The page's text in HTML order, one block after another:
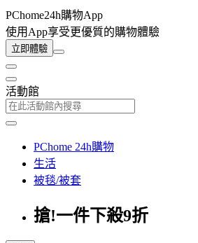
PChome24h購物App
使用App享受更優質的購物體驗
立即體驗
活動館
PChome 24h購物
生活
被毯/被套
搶!一件下殺9折